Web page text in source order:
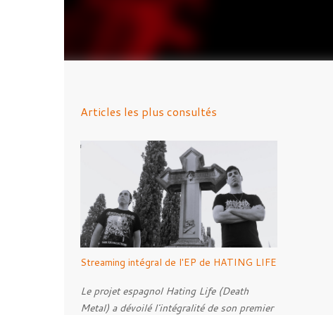
Articles les plus consultés
Streaming intégral de l'EP de HATING LIFE
Le projet espagnol Hating Life (Death
Metal) a dévoilé l'intégralité de son premier